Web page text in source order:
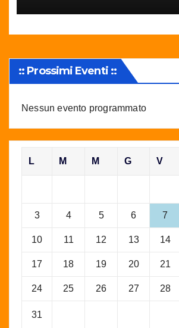
:: Prossimi Eventi ::
Nessun evento programmato
L M M G V
3 4 5 6 7
10 11 12 13 14
17 18 19 20 21
24 25 26 27 28
31